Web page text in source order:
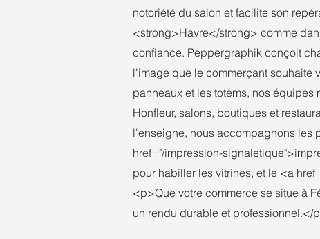
notoriété du salon et facilite son
<strong>Havre</strong> comme
confiance. Peppergraphik conçoit
l'image que le commerçant
panneaux et les totems, nos
Honfleur, salons, boutiques et
l'enseigne, nous accompagnons les
href="/impression-
pour habiller les vitrines, et le <a
<p>Que votre commerce se situe à
un rendu durable et professionnel.</